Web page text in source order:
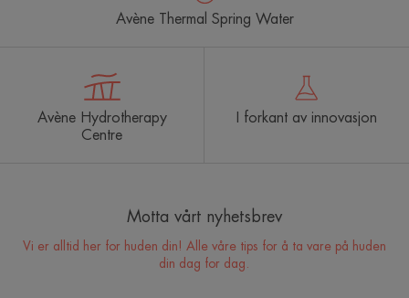
Avène Thermal Spring Water
Avène Hydrotherapy
Centre
I forkant av innovasjon
Motta vårt nyhetsbrev
Vi er alltid her for huden din! Alle våre tips for å ta vare på huden
din dag for dag.